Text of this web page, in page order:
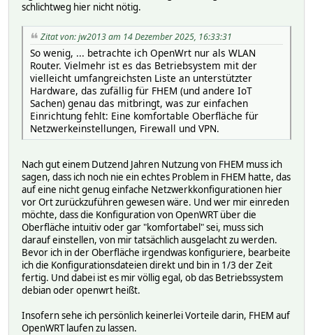
schlichtweg hier nicht nötig.
Zitat von: jw2013 am 14 Dezember 2025, 16:33:31
So wenig, ... betrachte ich OpenWrt nur als WLAN
Router. Vielmehr ist es das Betriebsystem mit der
vielleicht umfangreichsten Liste an unterstützter
Hardware, das zufällig für FHEM (und andere IoT
Sachen) genau das mitbringt, was zur einfachen
Einrichtung fehlt: Eine komfortable Oberfläche für
Netzwerkeinstellungen, Firewall und VPN.
Nach gut einem Dutzend Jahren Nutzung von FHEM muss ich
sagen, dass ich noch nie ein echtes Problem in FHEM hatte, das
auf eine nicht genug einfache Netzwerkkonfigurationen hier
vor Ort zurückzuführen gewesen wäre. Und wer mir einreden
möchte, dass die Konfiguration von OpenWRT über die
Oberfläche intuitiv oder gar "komfortabel" sei, muss sich
darauf einstellen, von mir tatsächlich ausgelacht zu werden.
Bevor ich in der Oberfläche irgendwas konfiguriere, bearbeite
ich die Konfigurationsdateien direkt und bin in 1/3 der Zeit
fertig. Und dabei ist es mir völlig egal, ob das Betriebssystem
debian oder openwrt heißt.
Insofern sehe ich persönlich keinerlei Vorteile darin, FHEM auf
OpenWRT laufen zu lassen.